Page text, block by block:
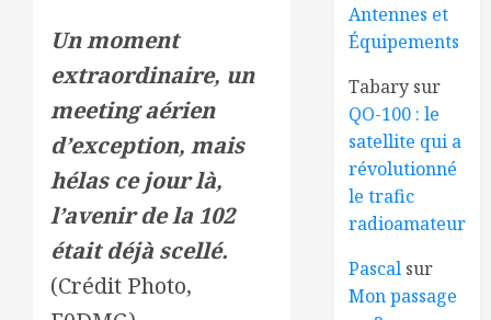
Un moment
extraordinaire, un
meeting aérien
d’exception, mais
hélas ce jour là,
l’avenir de la 102
était déjà scellé.
(Crédit Photo,
Antennes et
Équipements
Tabary sur
QO-100 : le
satellite qui a
révolutionné
le trafic
radioamateur
Pascal sur
Mon passage